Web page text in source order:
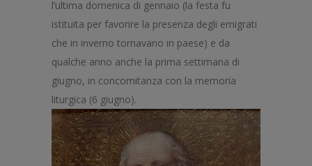
l’ultima domenica di gennaio (la festa fu
istituita per favorire la presenza degli emigrati
che in inverno tornavano in paese) e da
qualche anno anche la prima settimana di
giugno, in concomitanza con la memoria
liturgica (6 giugno).